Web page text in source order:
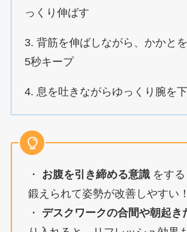
っくり伸ばす
3. 背筋を伸ばしながら、かかと
5秒キープ
4. 息を吐きながらゆっくり腕を
・ お腹を引き締める意識をする
鍛えられて姿勢が改善しやすい！
・ デスクワークの合間や朝起き